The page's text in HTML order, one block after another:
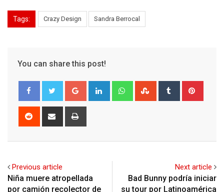
Tags: Crazy Design Sandra Berrocal
You can share this post!
Google+ LinkedIn WhatsappStumbleUpon
Tumblr
Reddit
Share
Previous article
Niña muere atropellada
por camión recolector de
Next article
Bad Bunny podría iniciar
su tour por Latinoamérica